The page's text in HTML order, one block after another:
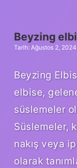
Beyzing
Tarih: Ağustos 2, 2024
Beyzing
elbise,
süslemeler
Süslemeler,
nakış veya
olarak